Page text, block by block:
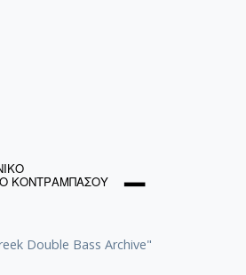
Double Bass Archive"